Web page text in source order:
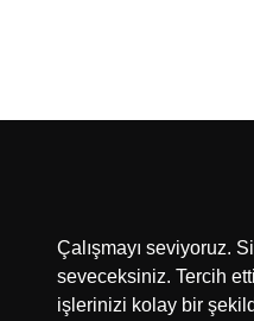
Çalışmayı seviyoruz.
seveceksiniz. Tercih
işlerinizi kolay bir